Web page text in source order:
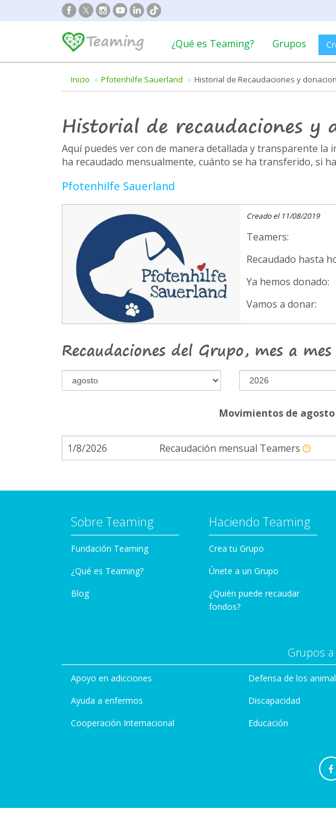
¿Qué es Teaming? Grupos
Inicio Pfotenhilfe Sauerland Historial de Recaudaciones y
Historial de recaudaciones y
Aquí puedes ver con de manera detallada y transparente
ha recaudado mensualmente, cuánto se ha transferido, si
Pfotenhilfe Sauerland
Creado el 11/08/2019
Teamers:
Recaudado hasta
Ya hemos donado:
Vamos a donar:
Recaudaciones del Grupo, mes a mes
Movimientos de agosto
1/8/2026 Recaudación mensual Teamers
Sobre Teaming
Fundación Teaming
¿Qué es Teaming?
Blog
Haciendo Teaming
Crea tu Grupo
Únete a un Grupo
¿Quién puede recaudar
fondos?
Grupos
Apoyo en adicciones
Ayuda a enfermos
Cooperación Internacional
Defensa de los
Discapacidad
Educación